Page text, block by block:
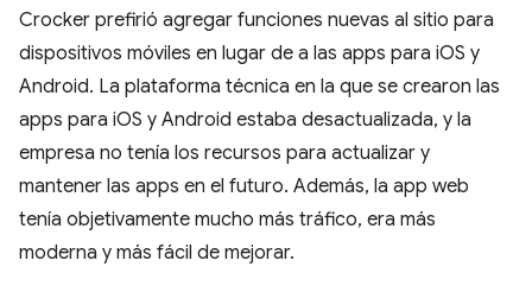
Crocker prefirió agregar funciones nuevas al sitio para
dispositivos móviles en lugar de a las apps para iOS y
Android. La plataforma técnica en la que se crearon las
apps para iOS y Android estaba desactualizada, y la
empresa no tenía los recursos para actualizar y
mantener las apps en el futuro. Además, la app web
tenía objetivamente mucho más tráfico, era más
moderna y más fácil de mejorar.